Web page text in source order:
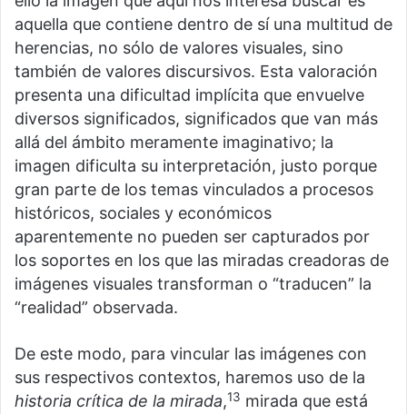
aquella que contiene dentro de sí una multitud de
herencias, no sólo de valores visuales, sino
también de valores discursivos. Esta valoración
presenta una dificultad implícita que envuelve
diversos significados, significados que van más
allá del ámbito meramente imaginativo; la
imagen dificulta su interpretación, justo porque
gran parte de los temas vinculados a procesos
históricos, sociales y económicos
aparentemente no pueden ser capturados por
los soportes en los que las miradas creadoras de
imágenes visuales transforman o “traducen” la
“realidad” observada.
De este modo, para vincular las imágenes con
sus respectivos contextos, haremos uso de la
historia crítica de la mirada,13 mirada que está